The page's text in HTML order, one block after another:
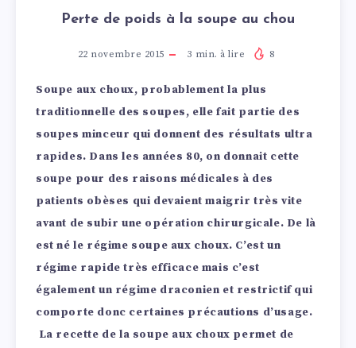
Perte de poids à la soupe au chou
22 novembre 2015 3 min. à lire 8
Soupe aux choux, probablement la plus
traditionnelle des soupes, elle fait partie des
soupes minceur qui donnent des résultats ultra
rapides. Dans les années 80, on donnait cette
soupe pour des raisons médicales à des
patients obèses qui devaient maigrir très vite
avant de subir une opération chirurgicale. De là
est né le régime soupe aux choux. C’est un
régime rapide très efficace mais c’est
également un régime draconien et restrictif qui
comporte donc certaines précautions d’usage.
La recette de la soupe aux choux permet de